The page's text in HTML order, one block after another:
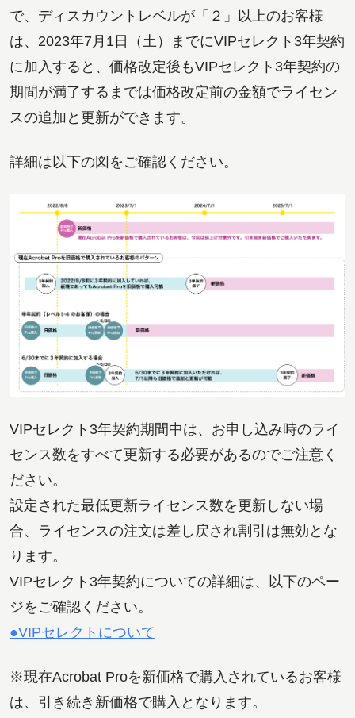
で、ディスカウントレベルが「２」以上のお客様
は、2023年7月1日（土）までにVIPセレクト3年契約
に加入すると、価格改定後もVIPセレクト3年契約の
期間が満了するまでは価格改定前の金額でライセン
スの追加と更新ができます。
詳細は以下の図をご確認ください。
VIPセレクト3年契約期間中は、お申し込み時のライ
センス数をすべて更新する必要があるのでご注意く
ださい。
設定された最低更新ライセンス数を更新しない場
合、ライセンスの注文は差し戻され割引は無効とな
ります。
VIPセレクト3年契約についての詳細は、以下のペー
ジをご確認ください。
●VIPセレクトについて
※現在Acrobat Proを新価格で購入されているお客様
は、引き続き新価格で購入となります。